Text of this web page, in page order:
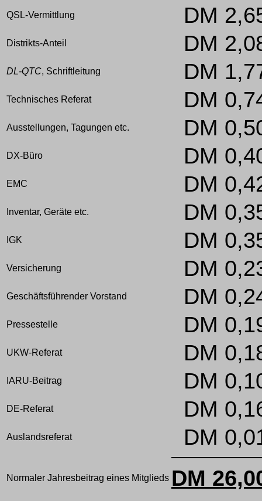
QSL-Vermittlung DM
Distrikts-Anteil DM
DL-QTC, Schriftleitung DM
Technisches Referat DM
Ausstellungen, Tagungen etc. DM
DX-Büro DM
EMC DM
Inventar, Geräte etc. DM
IGK DM
Versicherung DM
Geschäftsführender Vorstand DM
Pressestelle DM
UKW-Referat DM
IARU-Beitrag DM
DE-Referat DM
Auslandsreferat DM
Normaler Jahresbeitrag eines Mitglieds DM